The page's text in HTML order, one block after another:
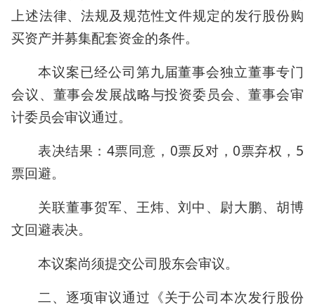
上述法律、法规及规范性文件规定的发行股份购
买资产并募集配套资金的条件。
本议案已经公司第九届董事会独立董事专门
会议、董事会发展战略与投资委员会、董事会审
计委员会审议通过。
表决结果：4票同意，0票反对，0票弃权，5
票回避。
关联董事贺军、王炜、刘中、尉大鹏、胡博
文回避表决。
本议案尚须提交公司股东会审议。
二、逐项审议通过《关于公司本次发行股份